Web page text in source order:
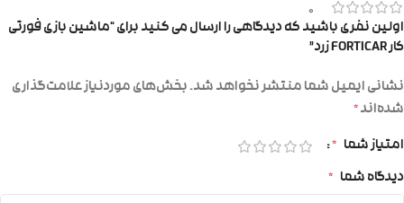
0
اولین نفری باشید که دیدگاهی را ارسال می کنید برای “ماشین بازی فورتی
کار FORTICAR زرد”
نشانی ایمیل شما منتشر نخواهد شد.بخش‌های موردنیاز علامت‌گذاری
شده‌اند*
امتیاز شما *
دیدگاه شما *